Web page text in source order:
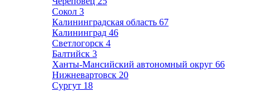
Сокол 3
Калининградская область 67
Калининград 46
Светлогорск 4
Балтийск 3
Ханты-Мансийский автономный округ 66
Нижневартовск 20
Сургут 18